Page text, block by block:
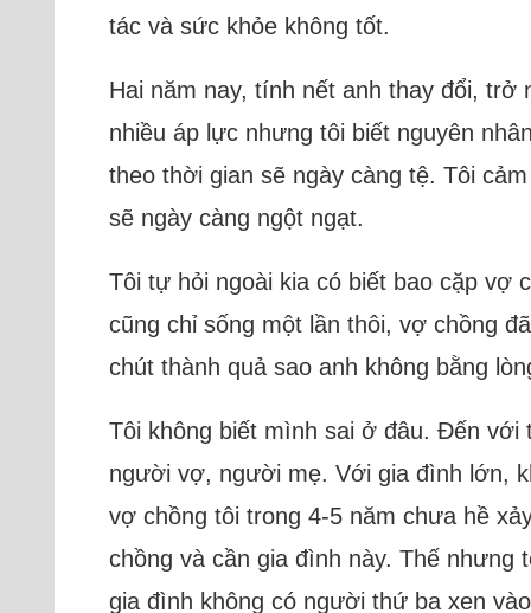
tác và sức khỏe không tốt.
Hai năm nay, tính nết anh thay đổi,
nhiều áp lực nhưng tôi biết nguyên
theo thời gian sẽ ngày càng tệ. Tôi
sẽ ngày càng ngột ngạt.
Tôi tự hỏi ngoài kia có biết bao cặp vợ
cũng chỉ sống một lần thôi, vợ chồng
chút thành quả sao anh không bằng
Tôi không biết mình sai ở đâu. Đến với
người vợ, người mẹ. Với gia đình lớn,
vợ chồng tôi trong 4-5 năm chưa hề
chồng và cần gia đình này. Thế nhưng
gia đình không có người thứ ba xen